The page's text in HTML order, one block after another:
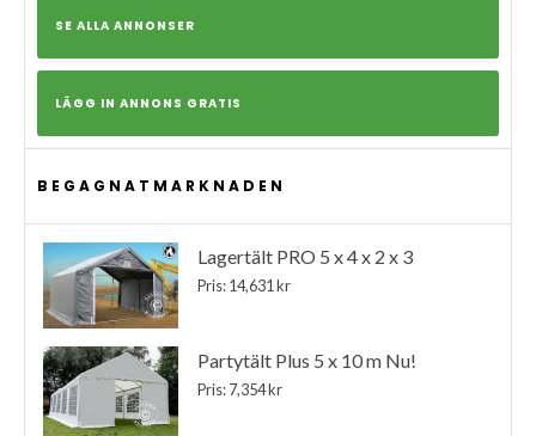
SE ALLA ANNONSER
LÄGG IN ANNONS GRATIS
BEGAGNATMARKNADEN
Lagertält PRO 5 x 4 x 2 x 3
Pris: 14,631 kr
Partytält Plus 5 x 10 m Nu!
Pris: 7,354 kr